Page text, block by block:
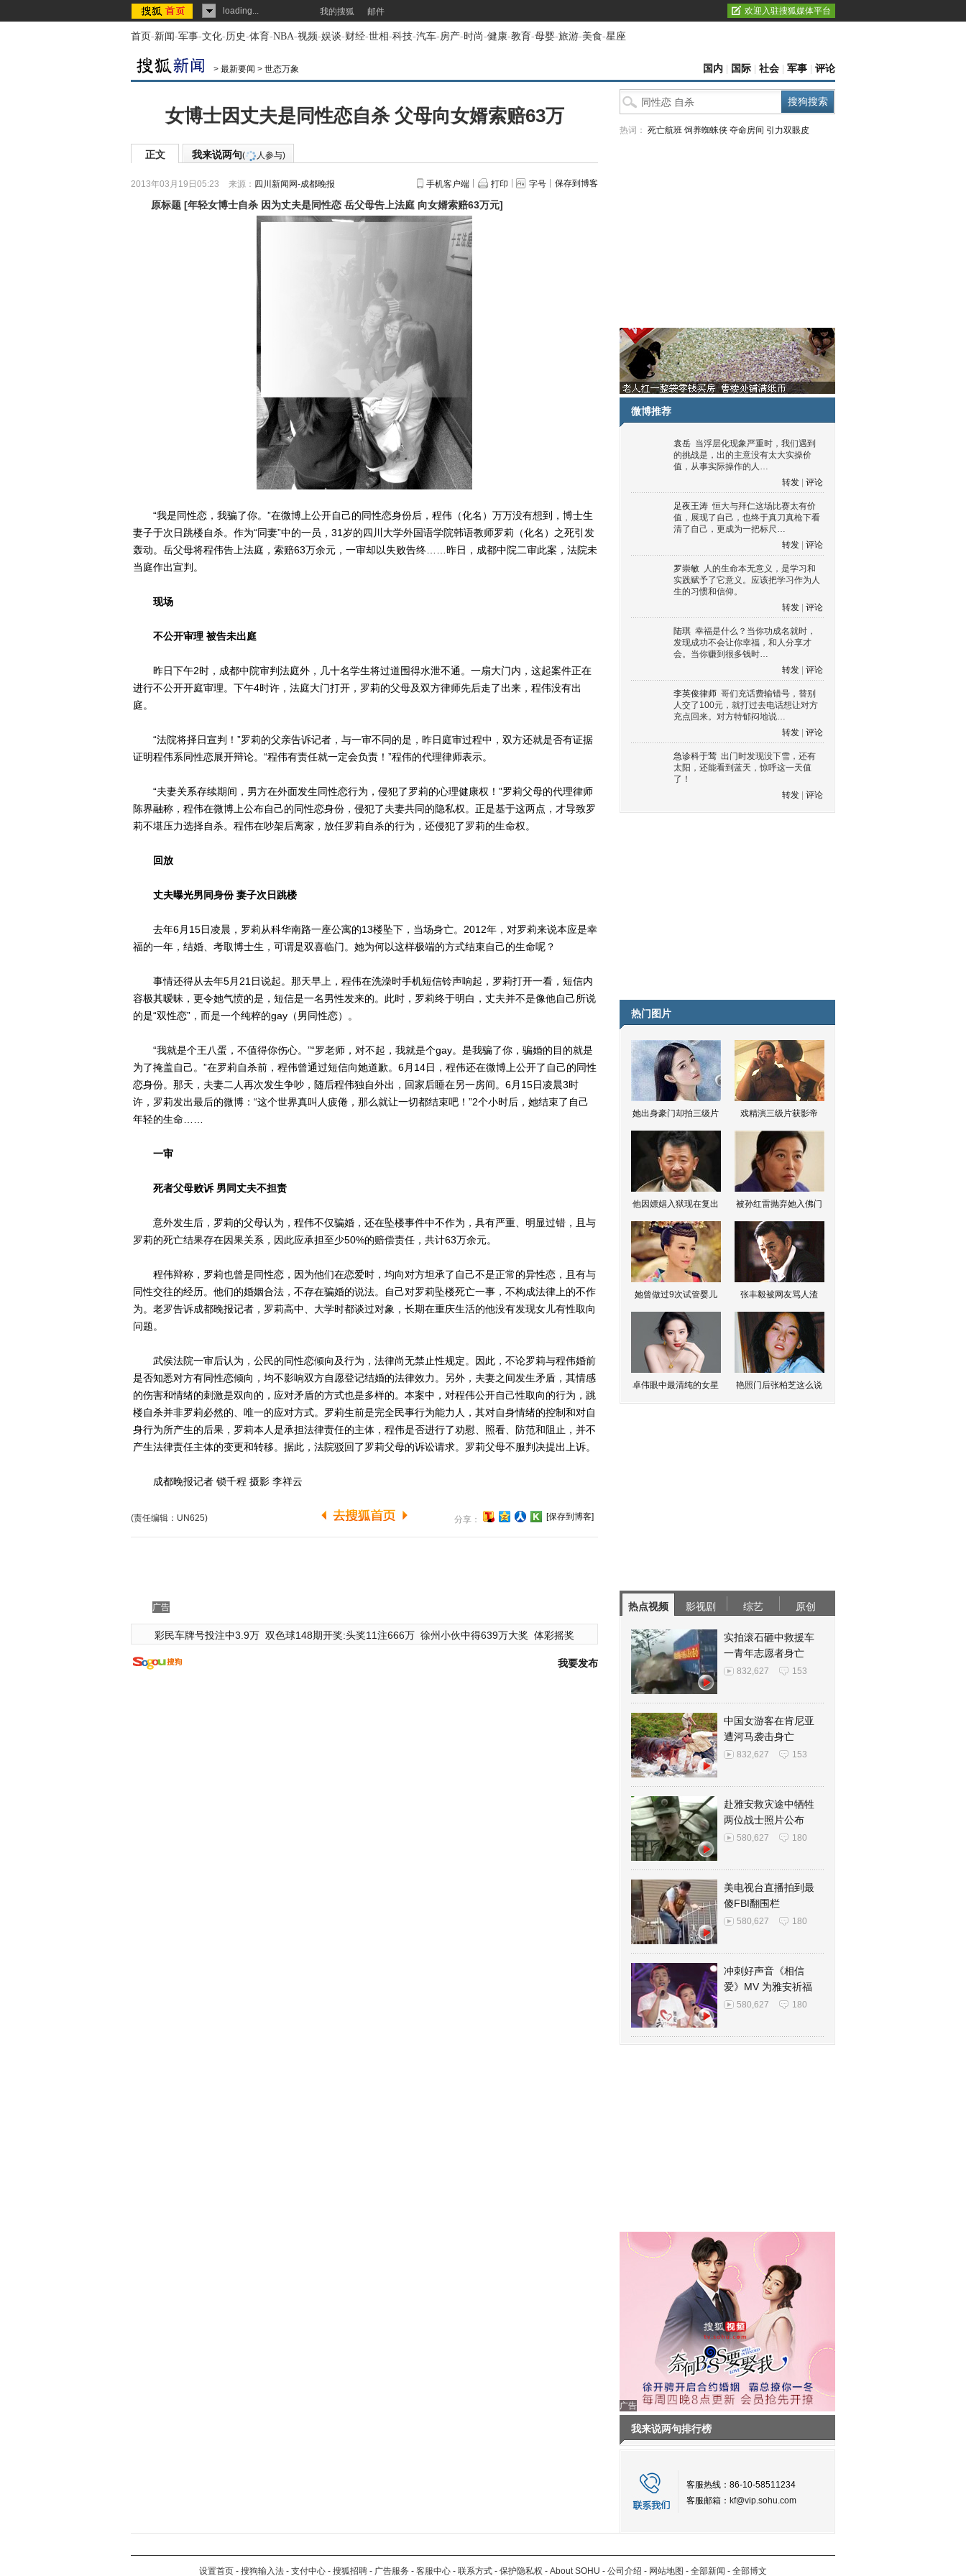
loading... 我的搜狐 邮件 欢迎入驻搜狐媒体平台
首页-新闻-军事-文化-历史-体育-NBA-视频-娱谈-财经-世相-科技-汽车-房产-时尚-健康-教育-母婴-旅游-美食-星座
> 最新要闻 > 世态万象 国内 国际 社会 军事 评论
女博士因丈夫是同性恋自杀 父母向女婿索赔63万
正文 我来说两句( 人参与)
2013年03月19日05:23 来源： 四川新闻网-成都晚报 手机客户端 打印 字号 保存到博客
原标题 [年轻女博士自杀 因为丈夫是同性恋 岳父母告上法庭 向女婿索赔63万元]
“我是同性恋，我骗了你。”在微博上公开自己的同性恋身份后，程伟（化名）万万没有想到，博士生
妻子于次日跳楼自杀。作为“同妻”中的一员，31岁的四川大学外国语学院韩语教师罗莉（化名）之死引发
轰动。岳父母将程伟告上法庭，索赔63万余元，一审却以失败告终……昨日，成都中院二审此案，法院未
当庭作出宣判。
现场
不公开审理 被告未出庭
昨日下午2时，成都中院审判法庭外，几十名学生将过道围得水泄不通。一扇大门内，这起案件正在
进行不公开开庭审理。下午4时许，法庭大门打开，罗莉的父母及双方律师先后走了出来，程伟没有出
庭。
“法院将择日宣判！”罗莉的父亲告诉记者，与一审不同的是，昨日庭审过程中，双方还就是否有证据
证明程伟系同性恋展开辩论。“程伟有责任就一定会负责！”程伟的代理律师表示。
“夫妻关系存续期间，男方在外面发生同性恋行为，侵犯了罗莉的心理健康权！”罗莉父母的代理律师
陈界融称，程伟在微博上公布自己的同性恋身份，侵犯了夫妻共同的隐私权。正是基于这两点，才导致罗
莉不堪压力选择自杀。程伟在吵架后离家，放任罗莉自杀的行为，还侵犯了罗莉的生命权。
回放
丈夫曝光男同身份 妻子次日跳楼
去年6月15日凌晨，罗莉从科华南路一座公寓的13楼坠下，当场身亡。2012年，对罗莉来说本应是幸
福的一年，结婚、考取博士生，可谓是双喜临门。她为何以这样极端的方式结束自己的生命呢？
事情还得从去年5月21日说起。那天早上，程伟在洗澡时手机短信铃声响起，罗莉打开一看，短信内
容极其暧昧，更令她气愤的是，短信是一名男性发来的。此时，罗莉终于明白，丈夫并不是像他自己所说
的是“双性恋”，而是一个纯粹的gay（男同性恋）。
“我就是个王八蛋，不值得你伤心。”“罗老师，对不起，我就是个gay。是我骗了你，骗婚的目的就是
为了掩盖自己。”在罗莉自杀前，程伟曾通过短信向她道歉。6月14日，程伟还在微博上公开了自己的同性
恋身份。那天，夫妻二人再次发生争吵，随后程伟独自外出，回家后睡在另一房间。6月15日凌晨3时
许，罗莉发出最后的微博：“这个世界真叫人疲倦，那么就让一切都结束吧！”2个小时后，她结束了自己
年轻的生命……
一审
死者父母败诉 男同丈夫不担责
意外发生后，罗莉的父母认为，程伟不仅骗婚，还在坠楼事件中不作为，具有严重、明显过错，且与
罗莉的死亡结果存在因果关系，因此应承担至少50%的赔偿责任，共计63万余元。
程伟辩称，罗莉也曾是同性恋，因为他们在恋爱时，均向对方坦承了自己不是正常的异性恋，且有与
同性交往的经历。他们的婚姻合法，不存在骗婚的说法。自己对罗莉坠楼死亡一事，不构成法律上的不作
为。老罗告诉成都晚报记者，罗莉高中、大学时都谈过对象，长期在重庆生活的他没有发现女儿有性取向
问题。
武侯法院一审后认为，公民的同性恋倾向及行为，法律尚无禁止性规定。因此，不论罗莉与程伟婚前
是否知悉对方有同性恋倾向，均不影响双方自愿登记结婚的法律效力。另外，夫妻之间发生矛盾，其情感
的伤害和情绪的刺激是双向的，应对矛盾的方式也是多样的。本案中，对程伟公开自己性取向的行为，跳
楼自杀并非罗莉必然的、唯一的应对方式。罗莉生前是完全民事行为能力人，其对自身情绪的控制和对自
身行为所产生的后果，罗莉本人是承担法律责任的主体，程伟是否进行了劝慰、照看、防范和阻止，并不
产生法律责任主体的变更和转移。据此，法院驳回了罗莉父母的诉讼请求。罗莉父母不服判决提出上诉。
成都晚报记者 锁千程 摄影 李祥云
(责任编辑：UN625) 分享： [保存到博客]
广告
彩民车牌号投注中3.9万 双色球148期开奖:头奖11注666万 徐州小伙中得639万大奖 体彩摇奖
我要发布
热词： 死亡航班 饲养蜘蛛侠 夺命房间 引力双眼皮
微博推荐
袁岳 当浮层化现象严重时，我们遇到
的挑战是，出的主意没有太大实操价
值，从事实际操作的人…
转发
评论
足夜王涛 恒大与拜仁这场比赛太有价
值，展现了自己，也终于真刀真枪下看
清了自己，更成为一把标尺…
转发
评论
罗崇敏 人的生命本无意义，是学习和
实践赋予了它意义。应该把学习作为人
生的习惯和信仰。
转发
评论
陆琪 幸福是什么？当你功成名就时，
发现成功不会让你幸福，和人分享才
会。当你赚到很多钱时…
转发
评论
李英俊律师 哥们充话费输错号，替别
人交了100元，就打过去电话想让对方
充点回来。对方特郁闷地说…
转发
评论
急诊科于莺 出门时发现没下雪，还有
太阳，还能看到蓝天，惊呼这一天值
了！
转发
评论
热门图片
她出身豪门却拍三级片 戏精演三级片获影帝
他因嫖娼入狱现在复出 被孙红雷抛弃她入佛门
她曾做过9次试管婴儿 张丰毅被网友骂人渣
卓伟眼中最清纯的女星 艳照门后张柏芝这么说
热点视频 影视剧 综艺 原创
实拍滚石砸中救援车
一青年志愿者身亡
832,627 153
中国女游客在肯尼亚
遭河马袭击身亡
832,627 153
赴雅安救灾途中牺牲
两位战士照片公布
580,627 180
美电视台直播拍到最
傻FBI翻围栏
580,627 180
冲刺好声音《相信
爱》MV 为雅安祈福
580,627 180
广告
我来说两句排行榜
客服热线：86-10-58511234
客服邮箱： kf@vip.sohu.com
设置首页 - 搜狗输入法 - 支付中心 - 搜狐招聘 - 广告服务 - 客服中心 - 联系方式 - 保护隐私权 - About SOHU - 公司介绍 - 网站地图 - 全部新闻 - 全部博文